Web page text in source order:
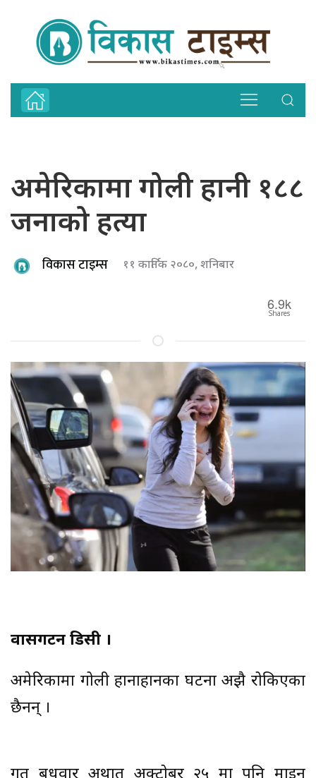
अमेरिकामा गोली हानी १८८
जनाको हत्या
विकास टाइम्स ११ कार्तिक २०८०, शनिबार
6.9k
Shares
वासिंगटन डिसी ।
अमेरिकामा गोली हानाहानका घटना अझै रोकिएका
छैनन् ।